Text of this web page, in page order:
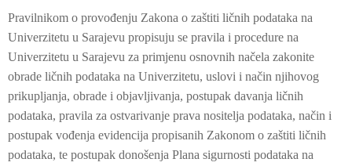
Pravilnikom o provođenju Zakona o zaštiti ličnih podataka na
Univerzitetu u Sarajevu propisuju se pravila i procedure na
Univerzitetu u Sarajevu za primjenu osnovnih načela zakonite
obrade ličnih podataka na Univerzitetu, uslovi i način njihovog
prikupljanja, obrade i objavljivanja, postupak davanja ličnih
podataka, pravila za ostvarivanje prava nositelja podataka, način i
postupak vođenja evidencija propisanih Zakonom o zaštiti ličnih
podataka, te postupak donošenja Plana sigurnosti podataka na